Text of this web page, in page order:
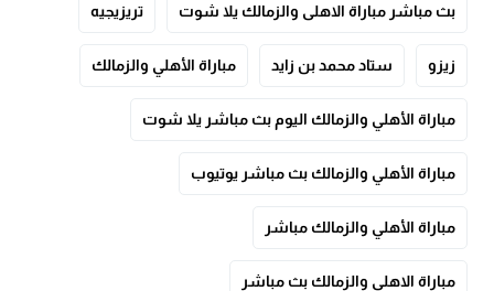
بث مباشر مباراة الاهلى والزمالك يلا شوت تريزيجيه
زيزو ستاد محمد بن زايد مباراة الأهلي والزمالك
مباراة الأهلي والزمالك اليوم بث مباشر يلا شوت
مباراة الأهلي والزمالك بث مباشر يوتيوب
مباراة الأهلي والزمالك مباشر
مباراة الاهلي والزمالك بث مباشر